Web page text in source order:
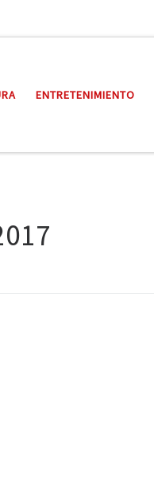
ENTRETENIMIENTO